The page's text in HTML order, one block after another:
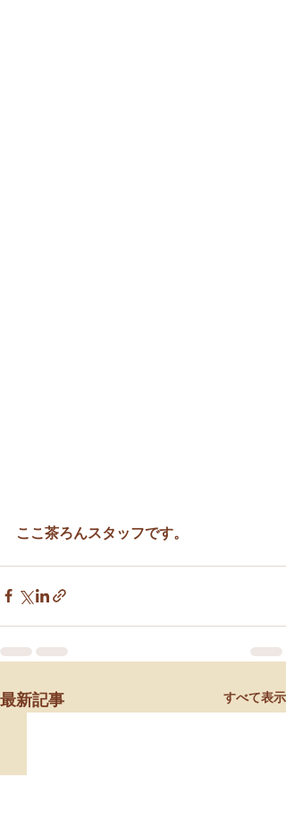
ここ茶ろんスタッフです。
最新記事 すべて表示